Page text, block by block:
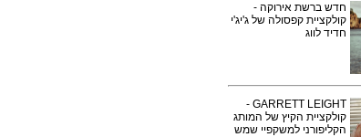
חדש ברשת אירוקה -
קולקציית קפסולה של ג'יג'י
חדיד לווג
GARRETT LEIGHT -
קולקציית הקיץ של המותג
הקליפורני למשקפיי שמש